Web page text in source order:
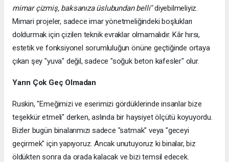
mimar çizmiş, baksanıza üslubundan belli"diyebilmeliyiz.
Mimari projeler, sadece imar yönetmeliğindeki boşlukları
doldurmak için çizilen teknik evraklar olmamalıdır. Kâr hırsı,
estetik ve fonksiyonel sorumluluğun önüne geçtiğinde ortaya
çıkan şey "yuva" değil, sadece "soğuk beton kafesler" olur.
Yarın Çok Geç Olmadan
Ruskin, "Emeğimizi ve eserimizi gördüklerinde insanlar bize
teşekkür etmeli" derken, aslında bir haysiyet ölçütü koyuyordu.
Bizler bugün binalarımızı sadece "satmak" veya "geceyi
geçirmek" için yapıyoruz. Ancak unutuyoruz ki binalar, biz
öldükten sonra da orada kalacak ve bizi temsil edecek.